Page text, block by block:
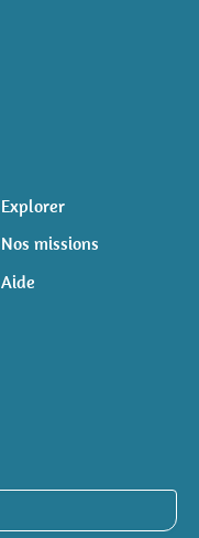
Explorer
Nos missions
Aide